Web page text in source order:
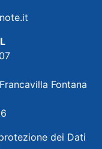
Fontana
dei Dati